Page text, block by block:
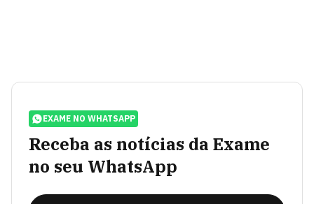
EXAME NO WHATSAPP
Receba as notícias da Exame
no seu WhatsApp